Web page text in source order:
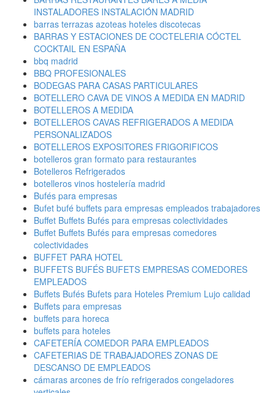
INSTALADORES INSTALACIÓN MADRID
barras terrazas azoteas hoteles discotecas
BARRAS Y ESTACIONES DE COCTELERIA CÓCTEL
COCKTAIL EN ESPAÑA
bbq madrid
BBQ PROFESIONALES
BODEGAS PARA CASAS PARTICULARES
BOTELLERO CAVA DE VINOS A MEDIDA EN MADRID
BOTELLEROS A MEDIDA
BOTELLEROS CAVAS REFRIGERADOS A MEDIDA
PERSONALIZADOS
BOTELLEROS EXPOSITORES FRIGORIFICOS
botelleros gran formato para restaurantes
Botelleros Refrigerados
botelleros vinos hostelería madrid
Bufés para empresas
Bufet bufé buffets para empresas empleados trabajadores
Buffet Buffets Bufés para empresas colectividades
Buffet Buffets Bufés para empresas comedores
colectividades
BUFFET PARA HOTEL
BUFFETS BUFÉS BUFETS EMPRESAS COMEDORES
EMPLEADOS
Buffets Bufés Bufets para Hoteles Premium Lujo calidad
Buffets para empresas
buffets para horeca
buffets para hoteles
CAFETERÍA COMEDOR PARA EMPLEADOS
CAFETERIAS DE TRABAJADORES ZONAS DE
DESCANSO DE EMPLEADOS
cámaras arcones de frío refrigerados congeladores